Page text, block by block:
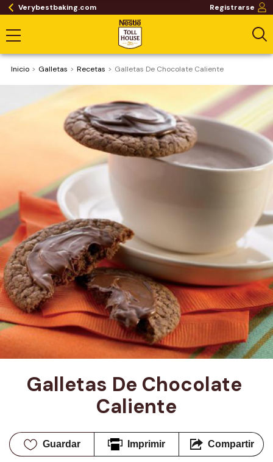
Verybestbaking.com Registrarse
Inicio Galletas Recetas Galletas De Chocolate Caliente
Galletas De Chocolate
Caliente
Guardar Imprimir Compartir